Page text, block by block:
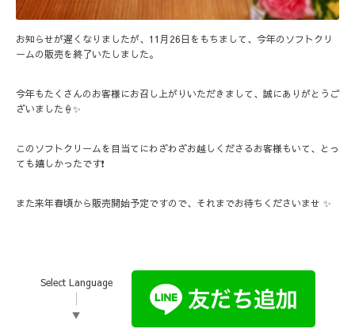
お知らせが遅くなりましたが、11月26日をもちまして、今年のソフトクリ
ームの販売を終了いたしました。
今年もたくさんのお客様にお召し上がりいただきまして、誠にありがとうご
ざいました🍦✨
このソフトクリームを目当てにわざわざお越しくださるお客様もいて、とっ
ても嬉しかったです❗️
また来年春頃から販売開始予定ですので、それまでお待ちくださいませ ✨
Select Language
▼